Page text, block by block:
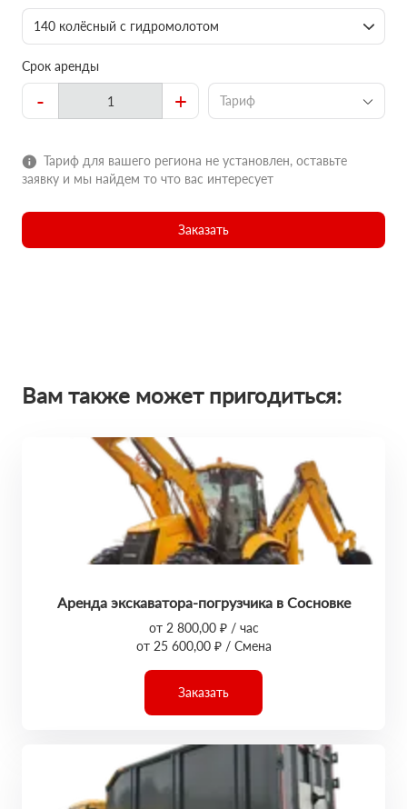
140 колёсный с гидромолотом
Срок аренды
- + Тариф
Тариф для вашего региона не установлен, оставьте
заявку и мы найдем то что вас интересует
Заказать
Вам также может пригодиться:
Аренда экскаватора-погрузчика в Сосновке
от 2 800,00 ₽ / час
от 25 600,00 ₽ / Смена
Заказать